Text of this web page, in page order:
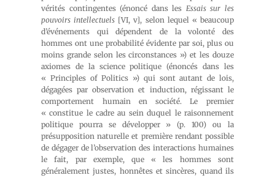
vérités contingentes (énoncé dans les Essais sur les
pouvoirs intellectuels [VI, v], selon lequel « beaucoup
d’événements qui dépendent de la volonté des
hommes ont une probabilité évidente par soi, plus ou
moins grande selon les circonstances ») et les douze
axiomes de la science politique (énoncés dans les
« Principles of Politics ») qui sont autant de lois,
dégagées par observation et induction, régissant le
comportement humain en société. Le premier
« constitue le cadre au sein duquel le raisonnement
politique pourra se développer » (p. 100) ou la
présupposition naturelle et première rendant possible
de dégager de l’observation des interactions humaines
le fait, par exemple, que « les hommes sont
généralement justes, honnêtes et sincères, quand ils